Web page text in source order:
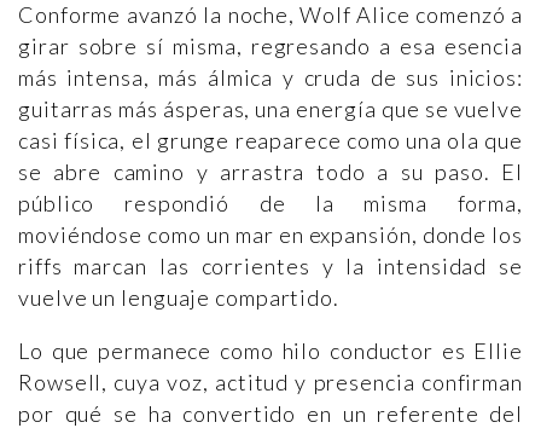
Conforme avanzó la noche, Wolf Alice comenzó a
girar sobre sí misma, regresando a esa esencia
más intensa, más álmica y cruda de sus inicios:
guitarras más ásperas, una energía que se vuelve
casi física, el grunge reaparece como una ola que
se abre camino y arrastra todo a su paso. El
público respondió de la misma forma,
moviéndose como un mar en expansión, donde los
riffs marcan las corrientes y la intensidad se
vuelve un lenguaje compartido.
Lo que permanece como hilo conductor es Ellie
Rowsell, cuya voz, actitud y presencia confirman
por qué se ha convertido en un referente del